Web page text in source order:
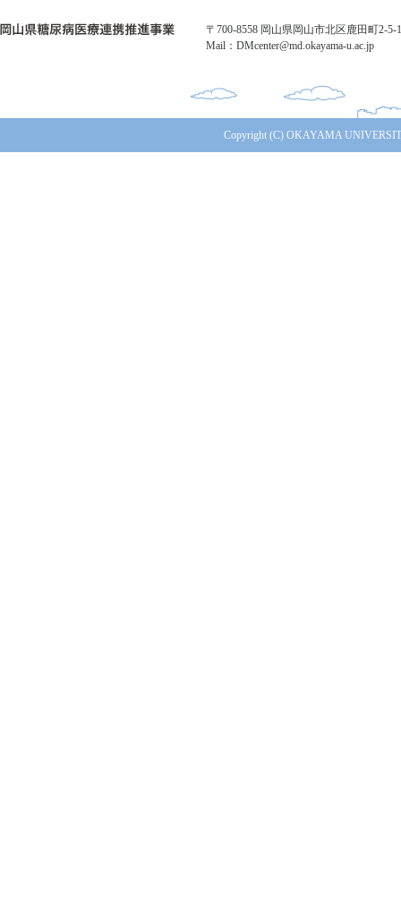
〒700-8558 岡山県岡山市北区鹿田町2-
Mail：DMcenter@md.okayama-u.ac.jp
Copyright (C) OKAYAMA